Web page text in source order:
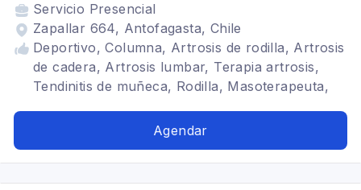
Servicio Presencial
Zapallar 664, Antofagasta, Chile
Deportivo, Columna, Artrosis de rodilla, Artrosis
de cadera, Artrosis lumbar, Terapia artrosis,
Tendinitis de muñeca, Rodilla, Masoterapeuta,
Agendar